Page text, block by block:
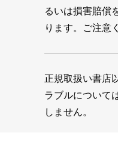
るいは損害賠償
ります。ご注意
正規取扱い書店
ラブルについて
しません。